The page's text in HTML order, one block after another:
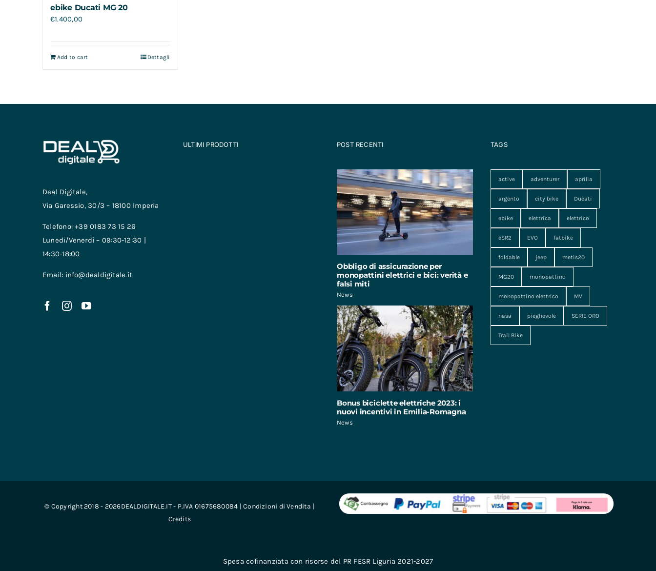
ebike Ducati MG 20
€1.400,00
Add to cart Dettagli
Deal Digitale,
Via Garessio, 30/3 – 18100 Imperia
Telefono: +39 0183 73 15 26
Lunedi/Venerdì – 09:30-12:30 |
14:30-18:00
Email: info@dealdigitale.it
ULTIMI PRODOTTI POST RECENTI
Obbligo di assicurazione per
monopattini elettrici e bici: verità e
falsi miti
News
Bonus biciclette elettriche 2023: i
nuovi incentivi in Emilia-Romagna
News
TAGS
active adventurer aprilia
argento city bike Ducati
ebike elettrica elettrico
eSR2 EVO fatbike
foldable jeep metis20
MG20 monopattino
monopattino elettrico MV
nasa pieghevole SERIE ORO
Trail Bike
© Copyright 2018 - 2026DEALDIGITALE.IT - P.IVA 01675680084 |Condizioni di Vendita |
Credits
Spesa cofinanziata con risorse del PR FESR Liguria 2021-2027